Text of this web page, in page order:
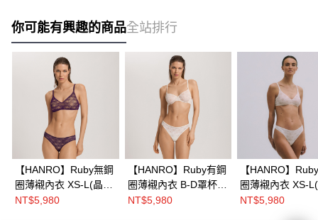
你可能有興趣的商品全站排行
【HANRO】Ruby無鋼
圈薄襯內衣 XS-L(晶暮
紫)
NT$5,980
【HANRO】Ruby有鋼
圈薄襯內衣 B-D罩杯
(霧紗白)
NT$5,980
【HANRO】
圈薄襯內衣 XS-
白)
NT$5,980